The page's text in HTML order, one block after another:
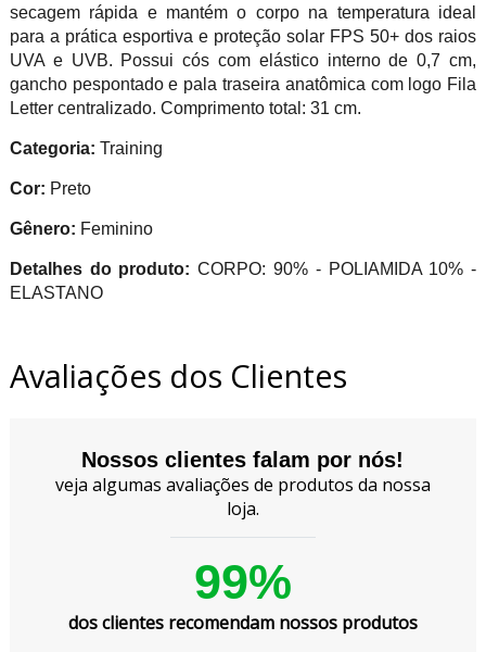
secagem rápida e mantém o corpo na temperatura ideal
para a prática esportiva e proteção solar FPS 50+ dos raios
UVA e UVB. Possui cós com elástico interno de 0,7 cm,
gancho pespontado e pala traseira anatômica com logo Fila
Letter centralizado. Comprimento total: 31 cm.
Categoria: Training
Cor: Preto
Gênero: Feminino
Detalhes do produto:CORPO: 90% - POLIAMIDA 10% -
ELASTANO
Avaliações dos Clientes
Nossos clientes falam por nós!
veja algumas avaliações de produtos da nossa
loja.
99%
dos clientes recomendam nossos produtos